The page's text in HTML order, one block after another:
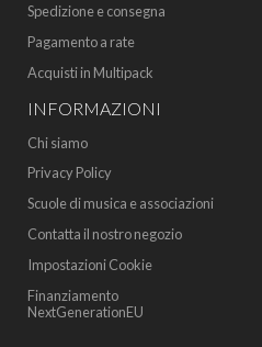
Spedizione e consegna
Pagamento a rate
Acquisti in Multipack
INFORMAZIONI
Chi siamo
Privacy Policy
Scuole di musica e associazioni
Contatta il nostro negozio
Impostazioni Cookie
Finanziamento
NextGenerationEU